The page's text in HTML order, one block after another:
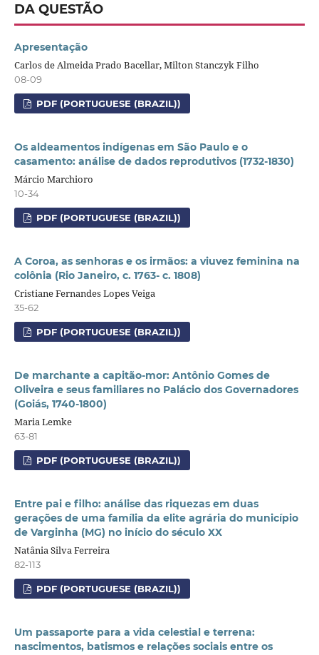
DA QUESTÃO
Apresentação
Carlos de Almeida Prado Bacellar, Milton Stanczyk Filho
08-09
PDF (PORTUGUESE (BRAZIL))
Os aldeamentos indígenas em São Paulo e o
casamento: análise de dados reprodutivos (1732-1830)
Márcio Marchioro
10-34
PDF (PORTUGUESE (BRAZIL))
A Coroa, as senhoras e os irmãos: a viuvez feminina na
colônia (Rio Janeiro, c. 1763- c. 1808)
Cristiane Fernandes Lopes Veiga
35-62
PDF (PORTUGUESE (BRAZIL))
De marchante a capitão-mor: Antônio Gomes de
Oliveira e seus familiares no Palácio dos Governadores
(Goiás, 1740-1800)
Maria Lemke
63-81
PDF (PORTUGUESE (BRAZIL))
Entre pai e filho: análise das riquezas em duas
gerações de uma família da elite agrária do município
de Varginha (MG) no início do século XX
Natânia Silva Ferreira
82-113
PDF (PORTUGUESE (BRAZIL))
Um passaporte para a vida celestial e terrena:
nascimentos, batismos e relações sociais entre os